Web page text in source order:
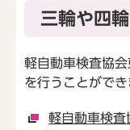
三輪や四
軽自動車検査協
を行うことができ
軽自動車検査